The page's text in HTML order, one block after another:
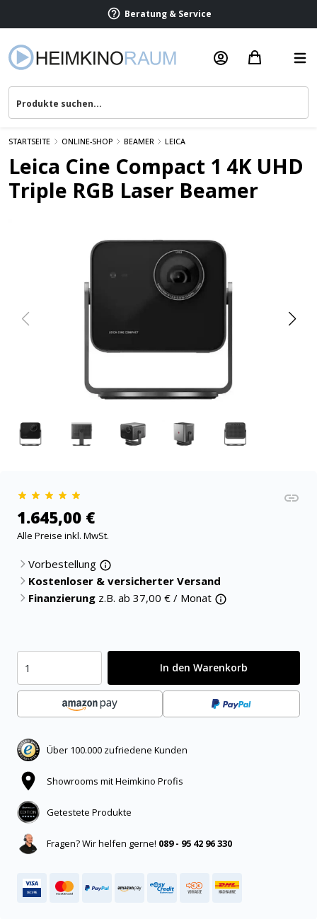
Beratung & Service
STARTSEITE ONLINE-SHOP BEAMER LEICA
Leica Cine Compact 1 4K UHD
Triple RGB Laser Beamer
1.645,00 €
Alle Preise inkl. MwSt.
Vorbestellung
Kostenloser & versicherter Versand
Finanzierung z.B. ab 37,00 € / Monat
In den Warenkorb
Über 100.000 zufriedene Kunden
Showrooms mit Heimkino Profis
Getestete Produkte
Fragen? Wir helfen gerne! 089 - 95 42 96 330